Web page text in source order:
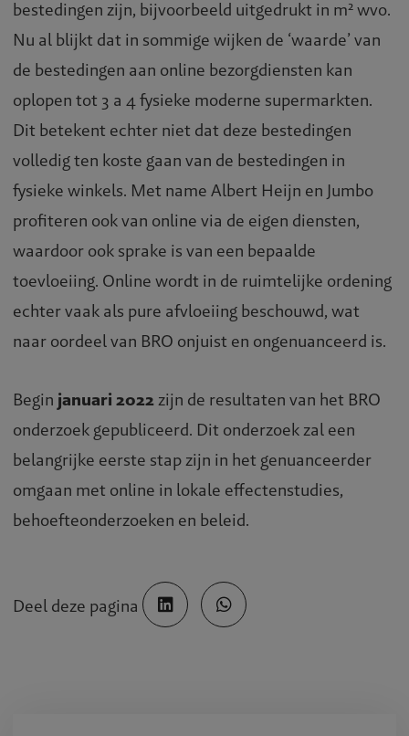
bestedingen zijn, bijvoorbeeld uitgedrukt in m² wvo.
Nu al blijkt dat in sommige wijken de ‘waarde’ van
de bestedingen aan online bezorgdiensten kan
oplopen tot 3 a 4 fysieke moderne supermarkten.
Dit betekent echter niet dat deze bestedingen
volledig ten koste gaan van de bestedingen in
fysieke winkels. Met name Albert Heijn en Jumbo
profiteren ook van online via de eigen diensten,
waardoor ook sprake is van een bepaalde
toevloeiing. Online wordt in de ruimtelijke ordening
echter vaak als pure afvloeiing beschouwd, wat
naar oordeel van BRO onjuist en ongenuanceerd is.
Begin januari 2022zijn de resultaten van het BRO
onderzoek gepubliceerd. Dit onderzoek zal een
belangrijke eerste stap zijn in het genuanceerder
omgaan met online in lokale effectenstudies,
behoefteonderzoeken en beleid.
Deel deze pagina